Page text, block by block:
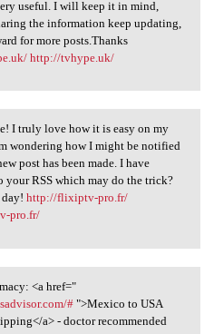
useful. I will keep it in mind,
the information keep updating,
for more posts.Thanks
http://tvhype.uk/
I truly love
I truly love how it is easy on my
wondering how I might be notified
post has been made. I have
your RSS which may do the trick?
day! http://flixiptv-pro.fr/
pro.fr/
<a href="
<a href="
#">Mexico to USA
a> - doctor recommended